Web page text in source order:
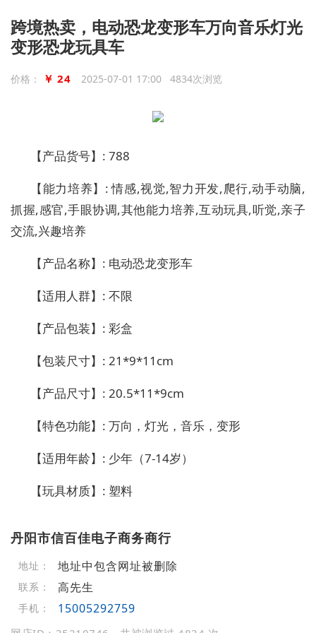
跨境热卖，电动恐龙变形车万向音乐灯光
变形恐龙玩具车
价格： ￥ 24 2025-07-01 17:00 4834次浏览
【产品货号】: 788
【能力培养】: 情感,视觉,智力开发,爬行,动手动脑,
抓握,感官,手眼协调,其他能力培养,互动玩具,听觉,亲子
交流,兴趣培养
【产品名称】: 电动恐龙变形车
【适用人群】: 不限
【产品包装】: 彩盒
【包装尺寸】: 21*9*11cm
【产品尺寸】: 20.5*11*9cm
【特色功能】: 万向，灯光，音乐，变形
【适用年龄】: 少年（7-14岁）
【玩具材质】: 塑料
丹阳市信百佳电子商务商行
地址： 地址中包含网址被删除
联系： 高先生
手机： 15005292759